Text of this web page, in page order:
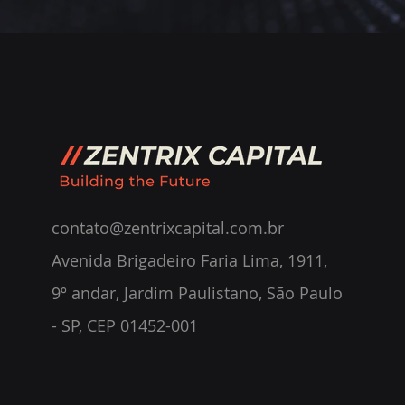
contato@zentrixcapital.com.br
Avenida Brigadeiro Faria Lima, 1911,
9º andar, Jardim Paulistano, São Paulo
- SP, CEP 01452-001